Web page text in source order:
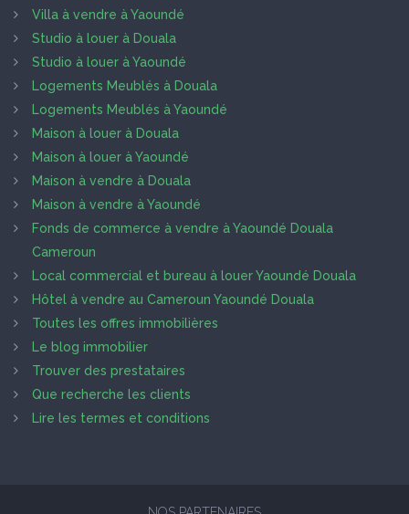
Villa à vendre à Yaoundé
Studio à louer à Douala
Studio à louer à Yaoundé
Logements Meublés à Douala
Logements Meublés à Yaoundé
Maison à louer à Douala
Maison à louer à Yaoundé
Maison à vendre à Douala
Maison à vendre à Yaoundé
Fonds de commerce à vendre à Yaoundé Douala
Cameroun
Local commercial et bureau à louer Yaoundé Douala
Hôtel à vendre au Cameroun Yaoundé Douala
Toutes les offres immobilières
Le blog immobilier
Trouver des prestataires
Que recherche les clients
Lire les termes et conditions